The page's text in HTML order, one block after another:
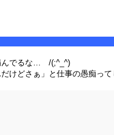
んでるな… /(;^_^)
けどさぁ」と仕事の愚痴っ